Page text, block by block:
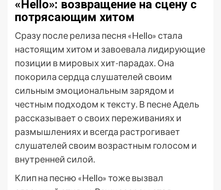
«Hello»: возвращение на сцену с
потрясающим хитом
Сразу после релиза песня «Hello» стала
настоящим хитом и завоевала лидирующие
позиции в мировых хит-парадах. Она
покорила сердца слушателей своим
сильным эмоциональным зарядом и
честным подходом к тексту. В песне Адель
рассказывает о своих переживаниях и
размышлениях и всегда растрогивает
слушателей своим возрастным голосом и
внутренней силой.
Клип на песню «Hello» тоже вызвал